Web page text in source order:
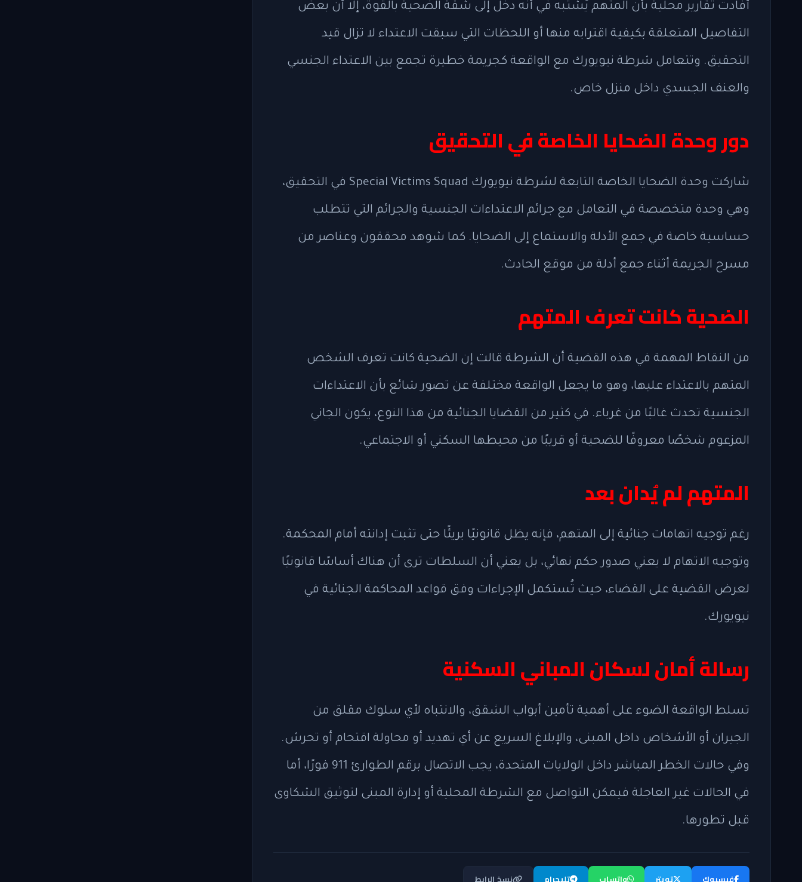
أفادت تقارير محلية بأن المتهم يُشتبه في أنه دخل إلى شقة الضحية بالقوة، إلا أن بعض
التفاصيل المتعلقة بكيفية اقترابه منها أو اللحظات التي سبقت الاعتداء لا تزال قيد
التحقيق. وتتعامل شرطة نيويورك مع الواقعة كجريمة خطيرة تجمع بين الاعتداء الجنسي
والعنف الجسدي داخل منزل خاص.
دور وحدة الضحايا الخاصة في التحقيق
شاركت وحدة الضحايا الخاصة التابعة لشرطة نيويورك Special Victims Squad في التحقيق،
وهي وحدة متخصصة في التعامل مع جرائم الاعتداءات الجنسية والجرائم التي تتطلب
حساسية خاصة في جمع الأدلة والاستماع إلى الضحايا. كما شوهد محققون وعناصر من
مسرح الجريمة أثناء جمع أدلة من موقع الحادث.
الضحية كانت تعرف المتهم
من النقاط المهمة في هذه القضية أن الشرطة قالت إن الضحية كانت تعرف الشخص
المتهم بالاعتداء عليها، وهو ما يجعل الواقعة مختلفة عن تصور شائع بأن الاعتداءات
الجنسية تحدث غالبًا من غرباء. في كثير من القضايا الجنائية من هذا النوع، يكون الجاني
المزعوم شخصًا معروفًا للضحية أو قريبًا من محيطها السكني أو الاجتماعي.
المتهم لم يُدان بعد
رغم توجيه اتهامات جنائية إلى المتهم، فإنه يظل قانونيًا بريئًا حتى تثبت إدانته أمام المحكمة.
وتوجيه الاتهام لا يعني صدور حكم نهائي، بل يعني أن السلطات ترى أن هناك أساسًا قانونيًا
لعرض القضية على القضاء، حيث تُستكمل الإجراءات وفق قواعد المحاكمة الجنائية في
نيويورك.
رسالة أمان لسكان المباني السكنية
تسلط الواقعة الضوء على أهمية تأمين أبواب الشقق، والانتباه لأي سلوك مقلق من
الجيران أو الأشخاص داخل المبنى، والإبلاغ السريع عن أي تهديد أو محاولة اقتحام أو تحرش.
وفي حالات الخطر المباشر داخل الولايات المتحدة، يجب الاتصال برقم الطوارئ 911 فورًا، أما
في الحالات غير العاجلة فيمكن التواصل مع الشرطة المحلية أو إدارة المبنى لتوثيق الشكاوى
قبل تطورها.
فيسبوك تويتر واتساب تليجرام نسخ الرابط